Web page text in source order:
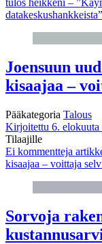
tulos heikkeni –
datakeskushankkeista”
Joensuun
kisaajaa –
Pääkategoria Talous
Kirjoitettu 6. elokuuta
Tilaajille
Ei kommentteja
kisaajaa – voittaja
Sorvoja